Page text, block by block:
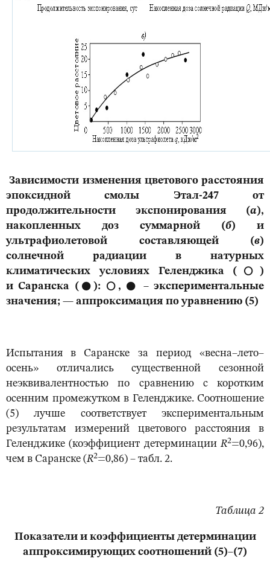
Зависимости изменения цветового расстояния
эпоксидной смолы Этал-247 от
продолжительности экспонирования (а),
накопленных доз суммарной (б) и
ультрафиолетовой составляющей (в)
солнечной радиации в натурных
климатических условиях Геленджика (
○
)
иСаранска ( ● ): ○, ●
– экспериментальные
значения; — аппроксимация по уравнению (5)
Испытания в Саранске за период «весна–лето–
осень» отличались существенной сезонной
неэквивалентностью по сравнению с коротким
осенним промежутком в Геленджике. Соотношение
(5) лучше соответствует экспериментальным
результатам измерений цветового расстояния в
Геленджике (коэффициент детерминации R2=0,96),
чем в Саранске (R2=0,86) – табл. 2.
Таблица 2
Показатели и коэффициенты детерминации
аппроксимирующих соотношений (5)–(7)